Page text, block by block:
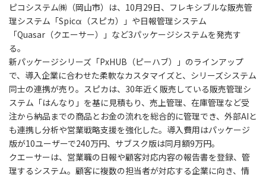
ピコシステム㈱（岡山市）は、10月29日、フレキシブルな販売管
理システム「Spicα（スピカ）」や日報管理システム
「Quasar（クエーサー）」など3パッケージシステムを発売す
る。
新パッケージシリーズ「PxHUB（ピーハブ）」のラインアップ
で、導入企業に合わせた柔軟なカスタマイズと、シリーズシステム
同士の連携が売り。スピカは、30年近く販売している販売管理シ
ステム「はんなり」を基に見積もり、売上管理、在庫管理など受
注から納品までの商品とお金の流れを総合的に管理でき、外部AIと
も連携し分析や営業戦略支援を強化した。導入費用はパッケージ
版が10ユーザーで240万円、サブスク版は同月額9万円。
クエーサーは、営業職の日報や顧客対応内容の報告書を登録、管
理するシステム。顧客に複数の担当者が対応する企業に向き、情